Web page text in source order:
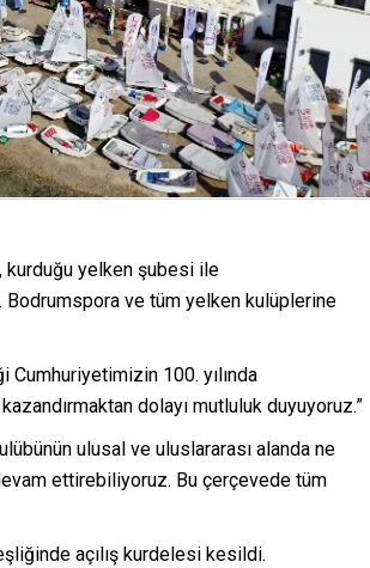
kurduğu yelken şubesi ile
Bodrumspora ve tüm yelken kulüplerine
100. yılında
dolayı mutluluk duyuyoruz.”
ulusal ve uluslararası alanda ne
ettirebiliyoruz. Bu çerçevede tüm
açılış kurdelesi kesildi.